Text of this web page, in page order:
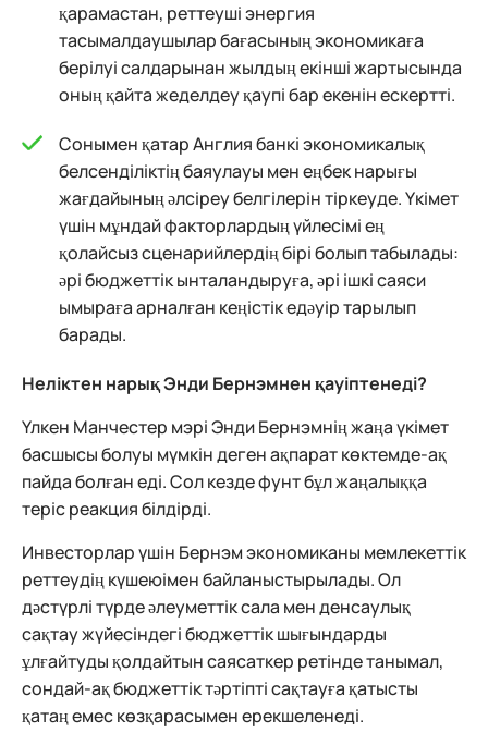
қарамастан, реттеуші энергия
тасымалдаушылар бағасының экономикаға
берілуі салдарынан жылдың екінші жартысында
оның қайта жеделдеу қаупі бар екенін ескертті.
Сонымен қатар Англия банкі экономикалық
белсенділіктің баяулауы мен еңбек нарығы
жағдайының әлсіреу белгілерін тіркеуде. Үкімет
үшін мұндай факторлардың үйлесімі ең
қолайсыз сценарийлердің бірі болып табылады:
әрі бюджеттік ынталандыруға, әрі ішкі саяси
ымыраға арналған кеңістік едәуір тарылып
барады.
Неліктен нарық Энди Бернэмнен қауіптенеді?
Үлкен Манчестер мэрі Энди Бернэмнің жаңа үкімет
басшысы болуы мүмкін деген ақпарат көктемде-ақ
пайда болған еді. Сол кезде фунт бұл жаңалыққа
теріс реакция білдірді.
Инвесторлар үшін Бернэм экономиканы мемлекеттік
реттеудің күшеюімен байланыстырылады. Ол
дәстүрлі түрде әлеуметтік сала мен денсаулық
сақтау жүйесіндегі бюджеттік шығындарды
ұлғайтуды қолдайтын саясаткер ретінде танымал,
сондай-ақ бюджеттік тәртіпті сақтауға қатысты
қатаң емес көзқарасымен ерекшеленеді.